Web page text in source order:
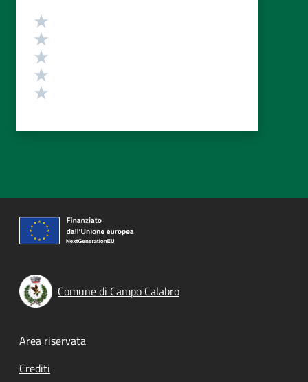
Valutazione
Comune di Campo Calabro
Footer menu
Area riservata
Crediti